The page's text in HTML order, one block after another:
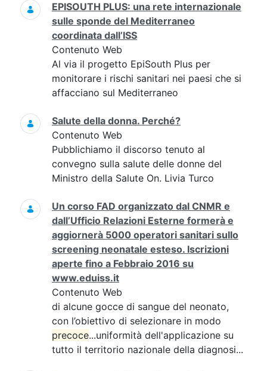
EPISOUTH PLUS: una rete internazionale
sulle sponde del Mediterraneo
coordinata dall’ISS
Contenuto Web
Al via il progetto EpiSouth Plus per
monitorare i rischi sanitari nei paesi che si
affacciano sul Mediterraneo
Salute della donna. Perché?
Contenuto Web
Pubblichiamo il discorso tenuto al
convegno sulla salute delle donne del
Ministro della Salute On. Livia Turco
Un corso FAD organizzato dal CNMR e
dall’Ufficio Relazioni Esterne formerà e
aggiornerà 5000 operatori sanitari sullo
screening neonatale esteso. Iscrizioni
aperte fino a Febbraio 2016 su
www.eduiss.it
Contenuto Web
di alcune gocce di sangue del neonato,
con l’obiettivo di selezionare in modo
precoce...uniformità dell'applicazione su
tutto il territorio nazionale della diagnosi...